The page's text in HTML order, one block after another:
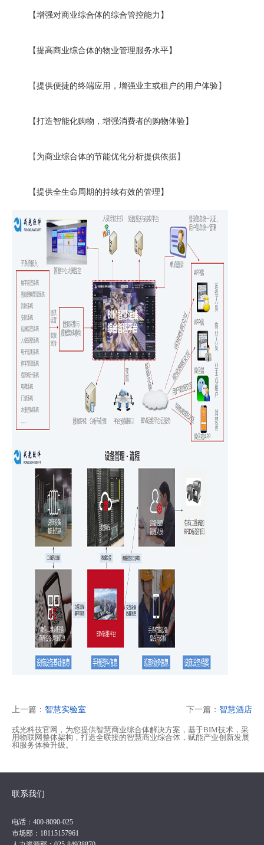
【增强对商业综合体的综合管控能力 】
【提高商业综合体的物业管理服务水平】
【提供便捷的终端应用，增强业主或租户的用户体验】
【打造智能化购物，增强消费者的购物体验】
【 为商业综合体的节能优化分析提供依据】
【提供全生命周期的持续有效的管理 】
上一篇： 智慧实验室 下一篇： 智慧酒店
戎光科技官网，为您提供智慧商业综合体解决方案，基于BIM技术，采
用物联网整体架构，打造全联接的智慧商业综合体，赋能产业创新发展
和服务体验升级。
联系我们
电话：400-8090-025
市场部：18115157961